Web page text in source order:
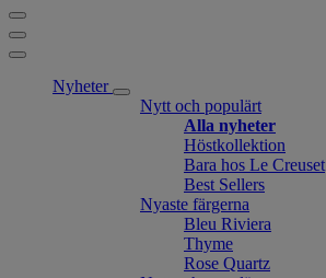
Nyheter
Nytt och populärt
Alla nyheter
Höstkollektion
Bara hos Le Creuset
Best Sellers
Nyaste färgerna
Bleu Riviera
Thyme
Rose Quartz